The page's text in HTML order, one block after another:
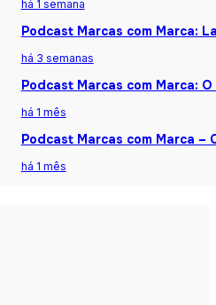
há 1 semana
Podcast Marcas com Marca:
há 3 semanas
Podcast Marcas com Marca:
há 1 mês
Podcast Marcas com Marca –
há 1 mês